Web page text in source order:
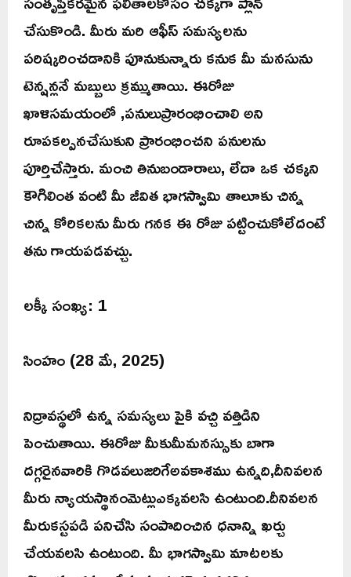
చేసుకొండి. మీరు మరి ఆఫీస్ సమస్యలను
పరిష్కరించడానికి పూనుకున్నారు కనుక మీ మనసును
టెన్షన్లనే మబ్బులు క్రమ్ముతాయి. ఈరోజు
ఖాళిసమయంలో ,పనులుప్రారంభించాలి అని
రూపకల్పనచేసుకుని ప్రారంభించని పనులను
పూర్తిచేస్తారు. మంచి తినుబండారాలు, లేదా ఒక చక్కని
కౌగిలింత వంటి మీ జీవిత భాగస్వామి తాలూకు చిన్న
చిన్న కోరికలను మీరు గనక ఈ రోజు పట్టించుకోలేదంటే
తను గాయపడవచ్చు.
లక్కీ సంఖ్య: 1
సింహం (28 మే, 2025)
నిద్రావస్థలో ఉన్న సమస్యలు పైకి వచ్చి వత్తిడిని
పెంచుతాయి. ఈరోజు మీకుమీమనస్సుకు బాగా
దగ్గరైనవారికి గొడవలుజరిగేఅవకాశము ఉన్నది,దీనివలన
మీరు న్యాయస్థానంమెట్లుఎక్కవలసి ఉంటుంది.దీనివలన
మీరుకస్టపడి పనిచేసి సంపాదించిన ధనాన్ని ఖర్చు
చేయవలసి ఉంటుంది. మీ భాగస్వామి మాటలకు